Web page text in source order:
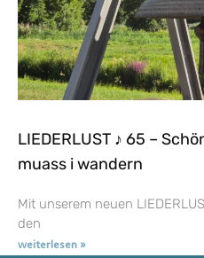
LIEDERLUST ♪ 65 –
muass i wandern
Mit unserem neuen
den
weiterlesen »